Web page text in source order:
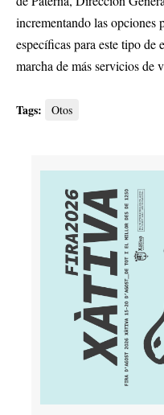
incrementando las opciones
específicas para este tipo de
marcha de más servicios de
Tags: Otos